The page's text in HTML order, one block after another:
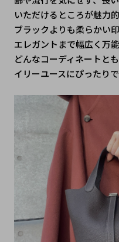
いただけるところが魅力的
ブラックよりも柔らかい
エレガントまで幅広く万
どんなコーディネートと
イリーユースにぴったりで